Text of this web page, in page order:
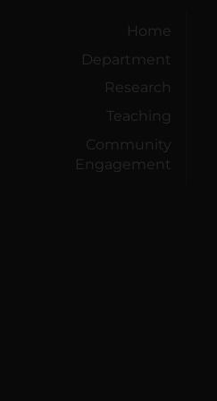
Home
Department
Research
Teaching
Community
Engagement